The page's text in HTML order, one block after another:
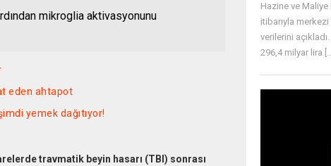
mikroglia aktivasyonunu
eden ahtapot
yemek dağıtıyor!
travmatik beyin hasarı (TBI) sonrası
Hazine ve Maliye
itibarıyla
verilerini
296,4 milyar lira